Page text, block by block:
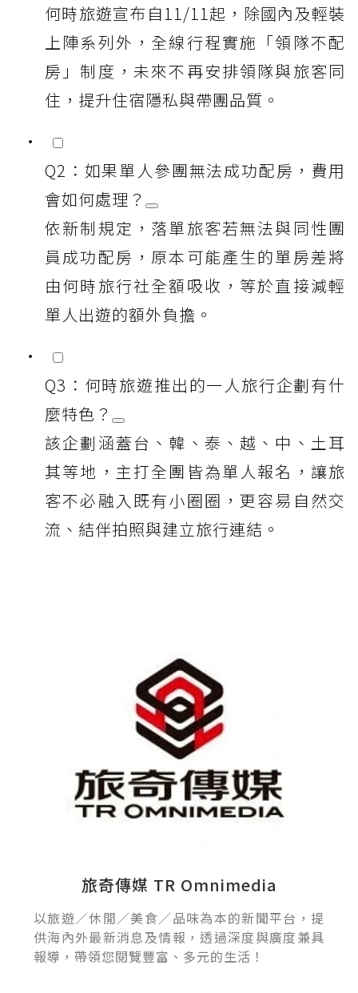
何時旅遊宣布自11/11起，除國內及輕裝
上陣系列外，全線行程實施「領隊不配
房」制度，未來不再安排領隊與旅客同
住，提升住宿隱私與帶團品質。
Q2：如果單人參團無法成功配房，費用
會如何處理？
依新制規定，落單旅客若無法與同性團
員成功配房，原本可能產生的單房差將
由何時旅行社全額吸收，等於直接減輕
單人出遊的額外負擔。
Q3：何時旅遊推出的一人旅行企劃有什
麼特色？
該企劃涵蓋台、韓、泰、越、中、土耳
其等地，主打全團皆為單人報名，讓旅
客不必融入既有小圈圈，更容易自然交
流、結伴拍照與建立旅行連結。
旅奇傳媒 TR Omnimedia
以旅遊／休閒／美食／品味為本的新聞平台，提
供海內外最新消息及情報，透過深度與廣度兼具
報導，帶領您閱覽豐富、多元的生活！